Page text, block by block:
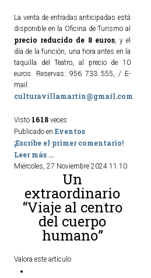
La venta de entradas anticipadas está
disponible en la Oficina de Turismo al
precio reducido de 8 euros, y el
día de la función, una hora antes en la
taquilla del Teatro, al precio de 10
euros. Reservas: 956 733 555, / E-
mail:
culturavillamartin@gmail.com
Visto 1618 veces
Publicado en Eventos
¡Escribe el primer comentario!
Leer más ...
Miércoles, 27 Noviembre 2024 11:10
Un
extraordinario
“Viaje al centro
del cuerpo
humano”
Valora este artículo